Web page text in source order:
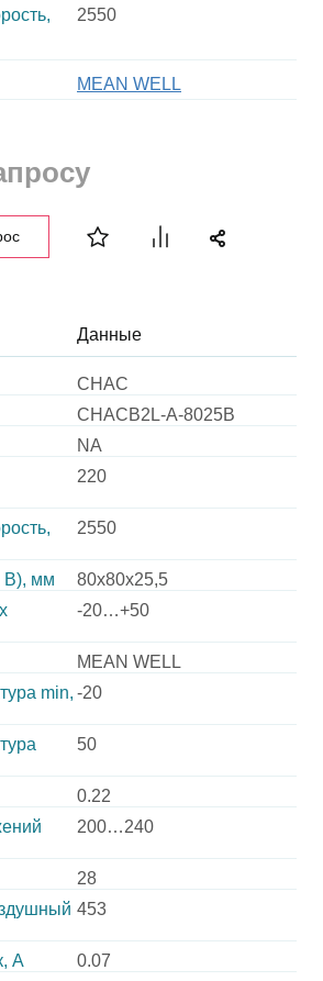
2550
MEAN WELL
Данные
CHAC
CHACB2L-A-8025B
NA
220
2550
В), мм
80х80х25,5
-20…+50
MEAN WELL
min, -20
50
0.22
200…240
28
453
А
0.07